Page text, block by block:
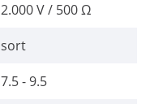
2.000 V / 500 Ω
sort
7.5 - 9.5